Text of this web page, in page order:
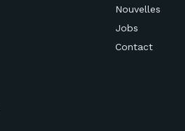
Nouvelles
Jobs
Contact